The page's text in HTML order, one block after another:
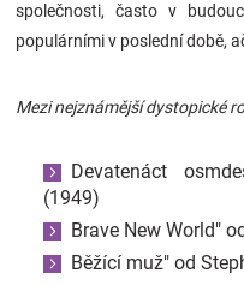
Přihlášení
společnosti, často v
populárními v poslední době,
Mezi nejznámější dystopické
Devatenáct
(1949)
Brave New World"
Běžící muž" od